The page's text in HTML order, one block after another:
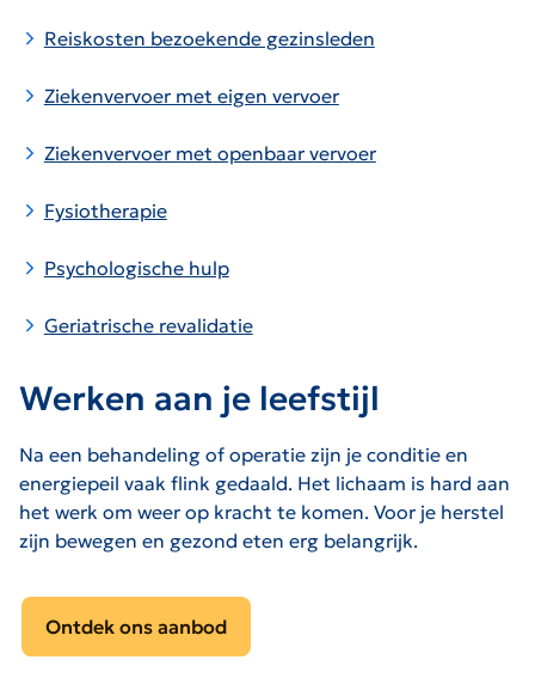
Reiskosten bezoekende gezinsleden
Ziekenvervoer met eigen vervoer
Ziekenvervoer met openbaar vervoer
Fysiotherapie
Psychologische hulp
Geriatrische revalidatie
Werken aan je leefstijl
Na een behandeling of operatie zijn je conditie en
energiepeil vaak flink gedaald. Het lichaam is hard aan
het werk om weer op kracht te komen. Voor je herstel
zijn bewegen en gezond eten erg belangrijk.
Ontdek ons aanbod